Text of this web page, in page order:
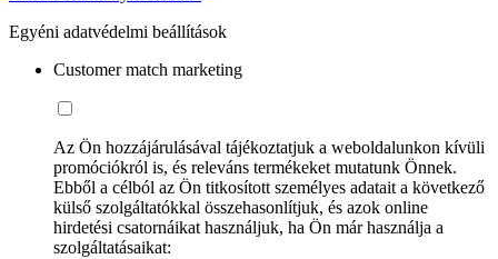
Egyéni adatvédelmi beállítások
Customer match marketing
Az Ön hozzájárulásával tájékoztatjuk a weboldalunkon kívüli
promóciókról is, és releváns termékeket mutatunk Önnek.
Ebből a célból az Ön titkosított személyes adatait a következő
külső szolgáltatókkal összehasonlítjuk, és azok online
hirdetési csatornáikat használjuk, ha Ön már használja a
szolgáltatásaikat: